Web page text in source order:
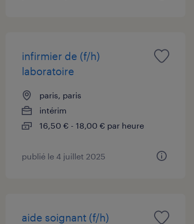
infirmier de (f/h)
laboratoire
paris, paris
intérim
16,50 € - 18,00 € par heure
publié le 4 juillet 2025
aide soignant (f/h)